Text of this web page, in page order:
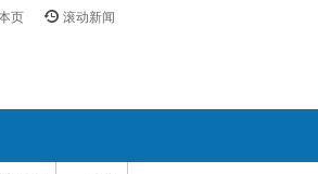
页 滚动新闻